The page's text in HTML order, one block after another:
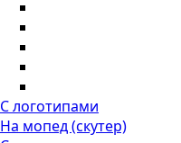
С логотипами
На мопед (скутер)